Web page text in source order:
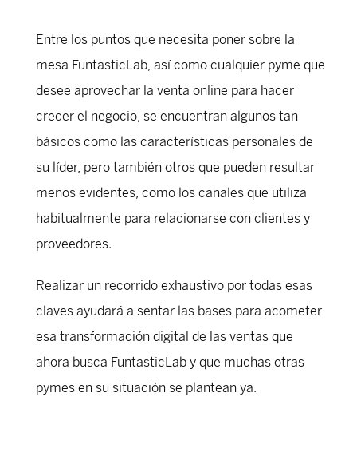
Entre los puntos que necesita poner sobre la
mesa FuntasticLab, así como cualquier pyme que
desee aprovechar la venta online para hacer
crecer el negocio, se encuentran algunos tan
básicos como las características personales de
su líder, pero también otros que pueden resultar
menos evidentes, como los canales que utiliza
habitualmente para relacionarse con clientes y
proveedores.
Realizar un recorrido exhaustivo por todas esas
claves ayudará a sentar las bases para acometer
esa transformación digital de las ventas que
ahora busca FuntasticLab y que muchas otras
pymes en su situación se plantean ya.